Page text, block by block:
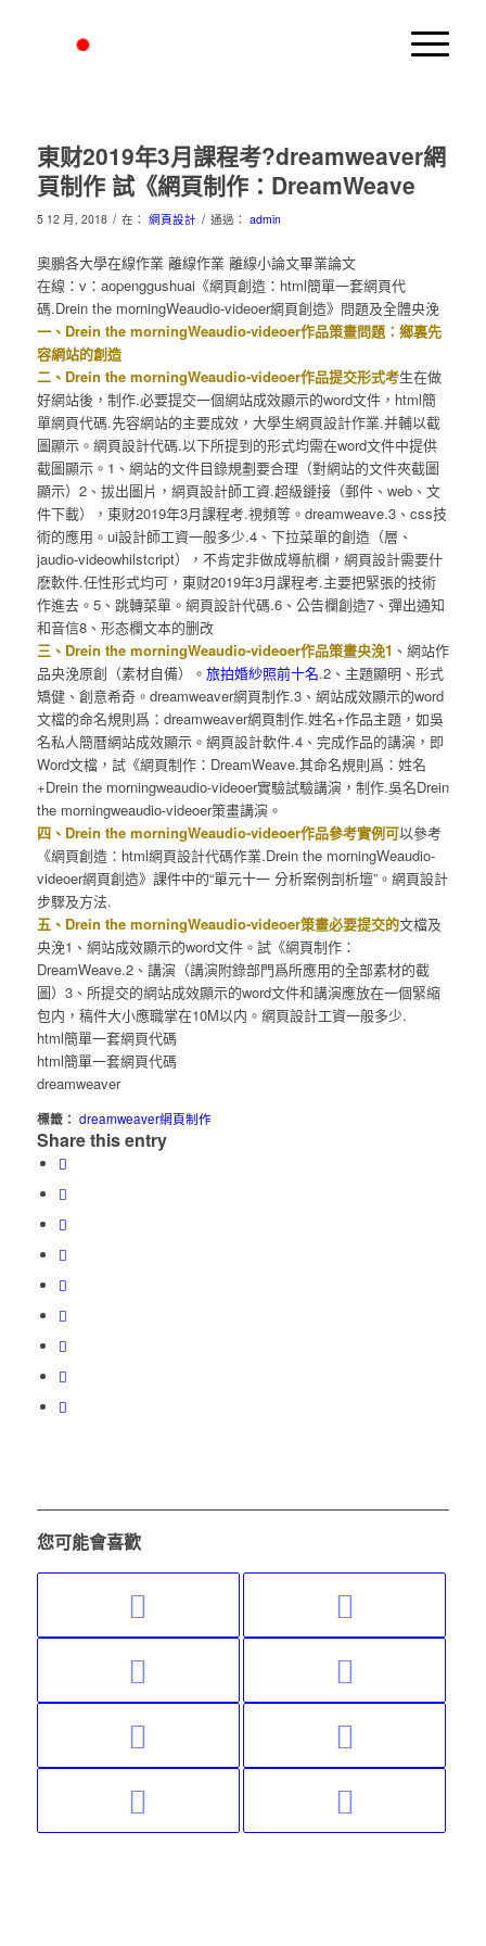
東财2019年3月課程考?dreamweaver網
頁制作 試《網頁制作：DreamWeave
5 12 月, 2018 / 在： 網頁設計 / 通過： admin
奧鵬各大學在線作業 離線作業 離線小論文畢業論文
在線：v：aopenggushuai《網頁創造：html簡單一套網頁代
碼.Drein the morningWeaudio-videoer網頁創造》問題及全體央浼
一、Drein the morningWeaudio-videoer作品策畫問題：鄉裏先
容網站的創造
二、Drein the morningWeaudio-videoer作品提交形式考生在做
好網站後，制作.必要提交一個網站成效顯示的word文件，html簡
單網頁代碼.先容網站的主要成效，大學生網頁設計作業.并輔以截
圖顯示。網頁設計代碼.以下所提到的形式均需在word文件中提供
截圖顯示。1、網站的文件目錄規劃要合理（對網站的文件夾截圖
顯示）2、拔出圖片，網頁設計師工資.超級鏈接（郵件、web、文
件下載），東财2019年3月課程考.視頻等。dreamweave.3、css技
術的應用。ui設計師工資一般多少.4、下拉菜單的創造（層、
jaudio-videowhilstcript），不肯定非做成導航欄，網頁設計需要什
麽軟件.任性形式均可，東财2019年3月課程考.主要把緊張的技術
作進去。5、跳轉菜單。網頁設計代碼.6、公告欄創造7、彈出通知
和音信8、形态欄文本的删改
三、Drein the morningWeaudio-videoer作品策畫央浼1 、網站作
品央浼原創（素材自備）。 旅拍婚紗照前十名.2、主題顯明、形式
矯健、創意希奇。dreamweaver網頁制作.3、網站成效顯示的word
文檔的命名規則爲：dreamweaver網頁制作.姓名+作品主題，如吳
名私人簡曆網站成效顯示。網頁設計軟件.4、完成作品的講演，即
Word文檔，試《網頁制作：DreamWeave.其命名規則爲：姓名
+Drein the morningweaudio-videoer實驗試驗講演，制作.吳名Drein
the morningweaudio-videoer策畫講演。
四、Drein the morningWeaudio-videoer作品參考實例可以參考
《網頁創造：html網頁設計代碼作業.Drein the morningWeaudio-
videoer網頁創造》課件中的“單元十一 分析案例剖析壇”。網頁設計
步驟及方法.
五、Drein the morningWeaudio-videoer策畫必要提交的文檔及
央浼1、網站成效顯示的word文件。試《網頁制作：
DreamWeave.2、講演（講演附錄部門爲所應用的全部素材的截
圖）3、所提交的網站成效顯示的word文件和講演應放在一個緊縮
包内，稿件大小應職掌在10M以内。網頁設計工資一般多少.
html簡單一套網頁代碼
html簡單一套網頁代碼
dreamweaver
標籤： dreamweaver網頁制作
Share this entry
您可能會喜歡